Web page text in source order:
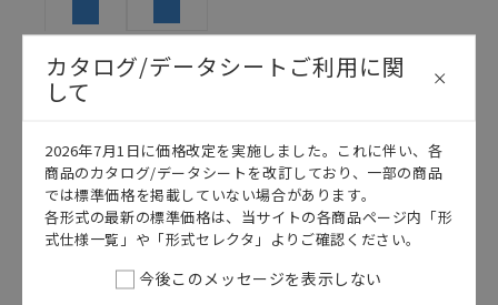
ていることを、必ず事前に確認してください。
カタログ/マニュアルに記載されているアプリケーショ
ン事例は参考用ですので、ご採用に際しては機器・装
のもそのまま記載しています。・誤字、脱字が含まれ
ている可能性がありますがご容赦ください。
記載されているサービス内容や連絡先等は作成当時の
ものであり、変更・改定させていただいている可能性
え、ご用命下さいますようお願いいたします。
カタログ/データシートご利用に関
して
2026年7月1日に価格改定を実施しました。これに伴い、各
商品のカタログ/データシートを改訂しており、一部の商品
では標準価格を掲載していない場合があります。
各形式の最新の標準価格は、当サイトの各商品ページ内「形
式仕様一覧」や「形式セレクタ」よりご確認ください。
今後このメッセージを表示しない